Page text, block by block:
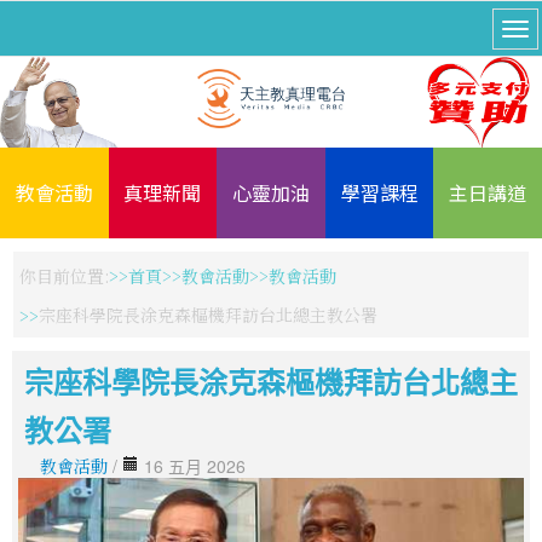
教會活動 真理新聞 心靈加油 學習課程 主日講道
你目前位置: 首頁 教會活動
教會活動
宗座科學院長涂克森樞機拜訪台北總主教公署
宗座科學院長涂克森樞機拜訪台北總主
教公署
教會活動 / 16 五月 2026